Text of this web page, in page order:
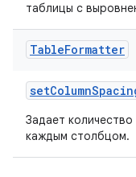
таблицы с
TableFormatter
setColumn
Задает
каждым столбцом.